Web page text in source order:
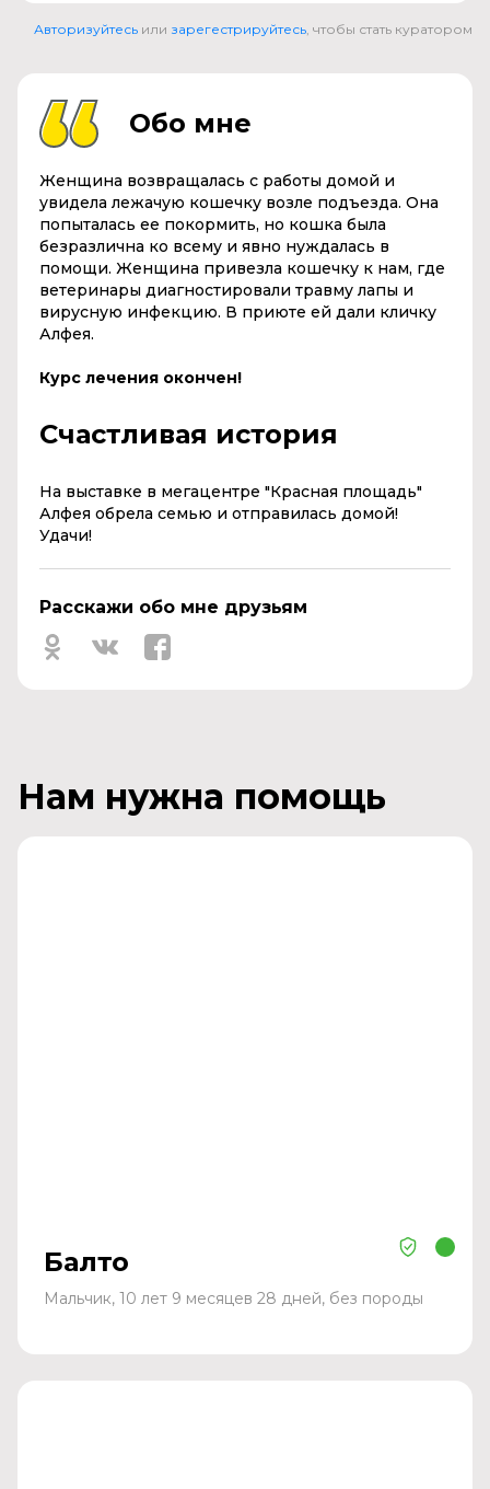
Авторизуйтесь или зарегестрируйтесь, чтобы стать куратором
Обо мне
Женщина возвращалась с работы домой и
увидела лежачую кошечку возле подъезда. Она
попыталась ее покормить, но кошка была
безразлична ко всему и явно нуждалась в
помощи. Женщина привезла кошечку к нам, где
ветеринары диагностировали травму лапы и
вирусную инфекцию. В приюте ей дали кличку
Алфея.
Курс лечения окончен!
Счастливая история
На выставке в мегацентре "Красная площадь"
Алфея обрела семью и отправилась домой!
Удачи!
Расскажи обо мне друзьям
Нам нужна помощь
Балто
Мальчик, 10 лет 9 месяцев 28 дней, без породы